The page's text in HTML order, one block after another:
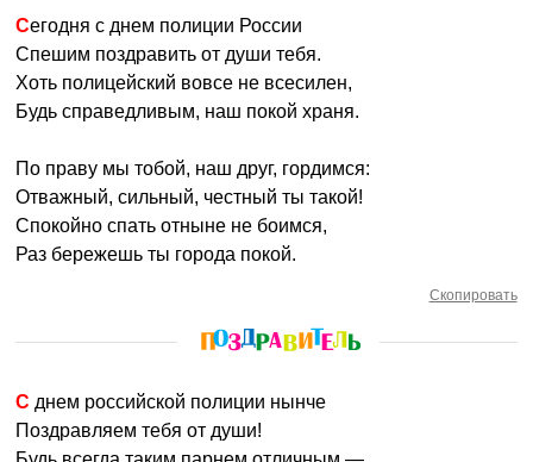
Сегодня с днем полиции России
Спешим поздравить от души тебя.
Хоть полицейский вовсе не всесилен,
Будь справедливым, наш покой храня.
По праву мы тобой, наш друг, гордимся:
Отважный, сильный, честный ты такой!
Спокойно спать отныне не боимся,
Раз бережешь ты города покой.
Скопировать
С днем российской полиции нынче
Поздравляем тебя от души!